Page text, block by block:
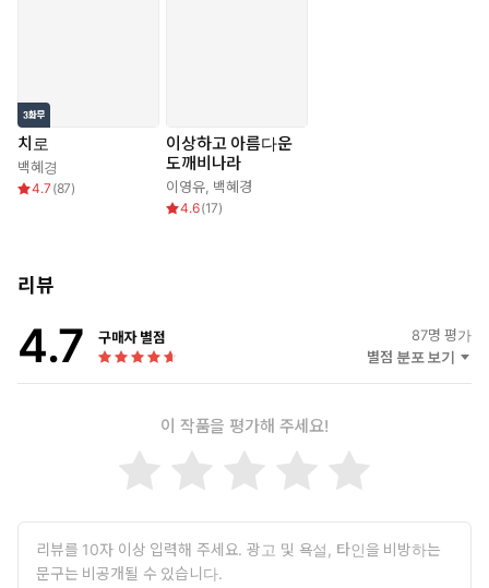
치로
백혜경
4.7 (87)
이상하고 아름다운
도깨비나라
이영유, 백혜경
4.6(17)
리뷰
4.7 구매자 별점 87명 평가
별점 분포 보기
이 작품을 평가해 주세요!